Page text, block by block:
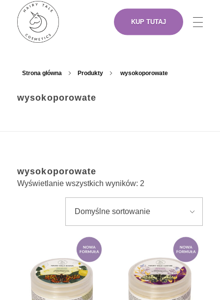
Hairy Tale Cosmetics
KUP TUTAJ
O NAS
GDZIE KUPIĆ
KONTAKT
Strona główna Produkty wysokoporowate
wysokoporowate
wysokoporowate
Wyświetlanie wszystkich wyników: 2